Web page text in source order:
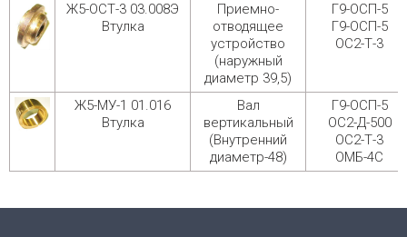
Ж5-ОСТ-3 03.008Э
Втулка
Приемно-
отводящее
устройство
(наружный
диаметр 39,5)
Г9-ОСП-5
Г9-ОСП-5
ОС2-Т-3
Ж5-МУ-1 01.016
Втулка
Вал
вертикальный
(Внутренний
диаметр-48)
Г9-ОСП-5
ОС2-Д-500
ОС2-Т-3
ОМБ-4С